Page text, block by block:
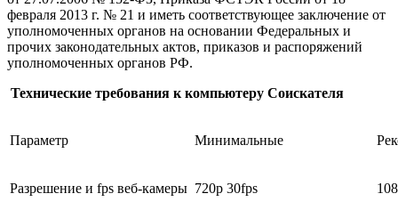
февраля 2013 г. № 21 и иметь соответствующее заключение от
уполномоченных органов на основании Федеральных и
прочих законодательных актов, приказов и распоряжений
уполномоченных органов РФ.
Технические требования к компьютеру Соискателя
Параметр Минимальные
Разрешение и fps веб-камеры 720p 30fps